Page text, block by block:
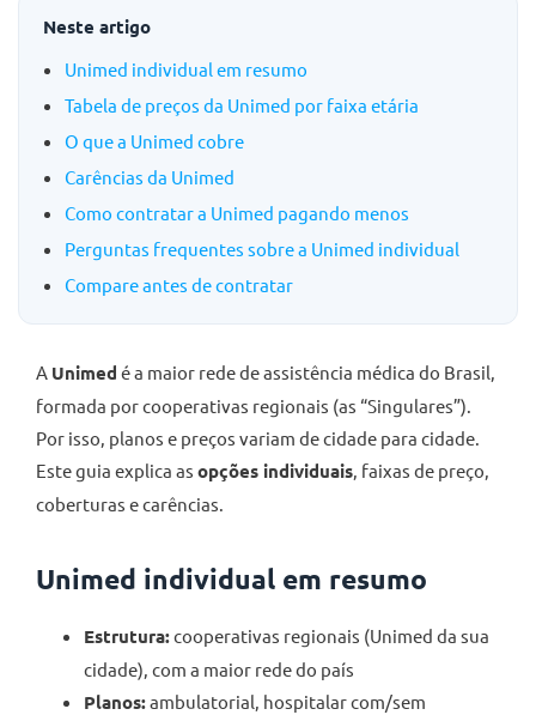
Neste artigo
Unimed individual em resumo
Tabela de preços da Unimed por faixa etária
O que a Unimed cobre
Carências da Unimed
Como contratar a Unimed pagando menos
Perguntas frequentes sobre a Unimed individual
Compare antes de contratar
A Unimed é a maior rede de assistência médica do Brasil,
formada por cooperativas regionais (as “Singulares”).
Por isso, planos e preços variam de cidade para cidade.
Este guia explica as opções individuais, faixas de preço,
coberturas e carências.
Unimed individual em resumo
Estrutura:cooperativas regionais (Unimed da sua
cidade), com a maior rede do país
Planos:ambulatorial, hospitalar com/sem